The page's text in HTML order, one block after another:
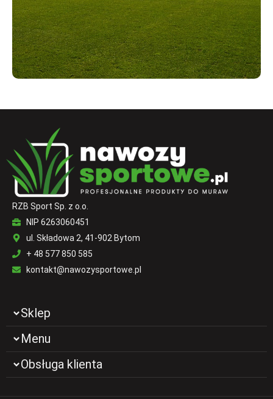
RZB Sport Sp. z o.o.
NIP 6263060451
ul. Składowa 2, 41-902 Bytom
+ 48 577 850 585
kontakt@nawozysportowe.pl
Sklep
Menu
Obsługa klienta